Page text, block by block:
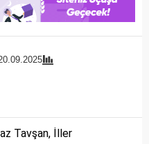
Tavşan, İller